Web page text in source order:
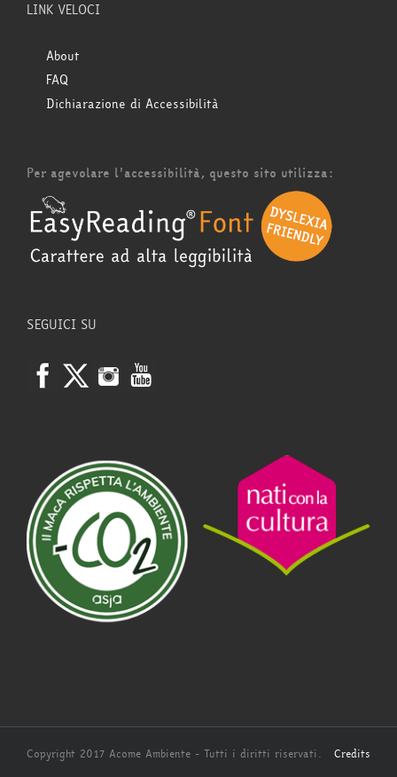
LINK VELOCI
About
FAQ
Dichiarazione di Accessibilità
Per agevolare l'accessibilità, questo sito utilizza:
SEGUICI SU
Copyright 2017 Acome Ambiente - Tutti i diritti riservati. Credits